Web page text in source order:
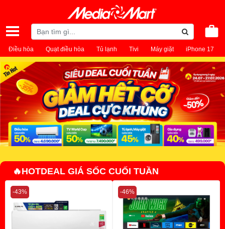
Điều hòa Quạt điều hòa Tủ lạnh Tivi Máy giặt iPhone 17
🔥HOTDEAL GIÁ SỐC CUỐI TUẦN
-43% -46%